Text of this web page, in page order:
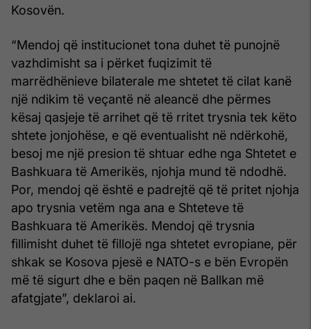
Kosovën.
“Mendoj që institucionet tona duhet të punojnë
vazhdimisht sa i përket fuqizimit të
marrëdhënieve bilaterale me shtetet të cilat kanë
një ndikim të veçantë në aleancë dhe përmes
kësaj qasjeje të arrihet që të rritet trysnia tek këto
shtete jonjohëse, e që eventualisht në ndërkohë,
besoj me një presion të shtuar edhe nga Shtetet e
Bashkuara të Amerikës, njohja mund të ndodhë.
Por, mendoj që është e padrejtë që të pritet njohja
apo trysnia vetëm nga ana e Shteteve të
Bashkuara të Amerikës. Mendoj që trysnia
fillimisht duhet të fillojë nga shtetet evropiane, për
shkak se Kosova pjesë e NATO-s e bën Evropën
më të sigurt dhe e bën paqen në Ballkan më
afatgjate”, deklaroi ai.